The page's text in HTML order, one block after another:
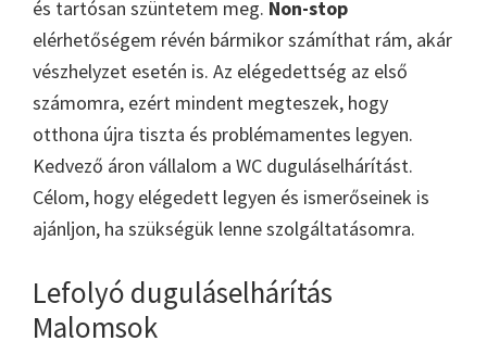
és tartósan szüntetem meg. Non-stop
elérhetőségem révén bármikor számíthat rám, akár
vészhelyzet esetén is. Az elégedettség az első
számomra, ezért mindent megteszek, hogy
otthona újra tiszta és problémamentes legyen.
Kedvező áron vállalom a WC duguláselhárítást.
Célom, hogy elégedett legyen és ismerőseinek is
ajánljon, ha szükségük lenne szolgáltatásomra.
Lefolyó duguláselhárítás
Malomsok